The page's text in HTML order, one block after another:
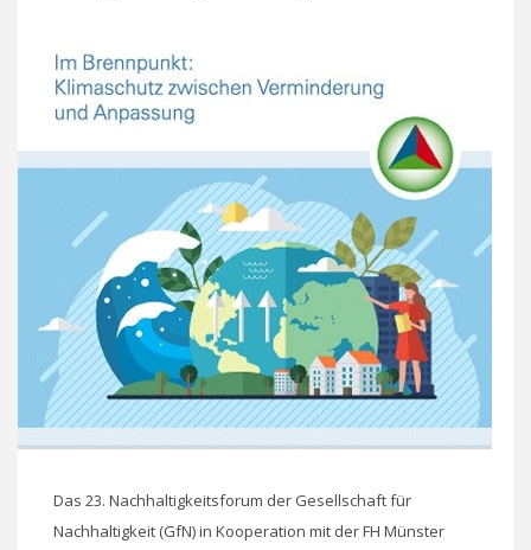
Das 23. Nachhaltigkeitsforum der Gesellschaft für
Nachhaltigkeit (GfN) in Kooperation mit der FH Münster